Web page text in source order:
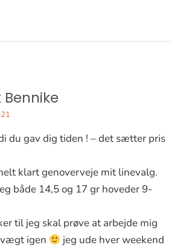
Bennike
du gav dig tiden ! – det sætter pris
klart genoverveje mit linevalg.
både 14,5 og 17 gr hoveder 9-
til jeg skal prøve at arbejde mig
vægt igen
jeg ude hver weekend